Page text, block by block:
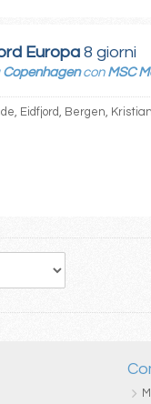
Europa 8 giorni
Copenhagencon MSC
Eidfjord, Bergen,